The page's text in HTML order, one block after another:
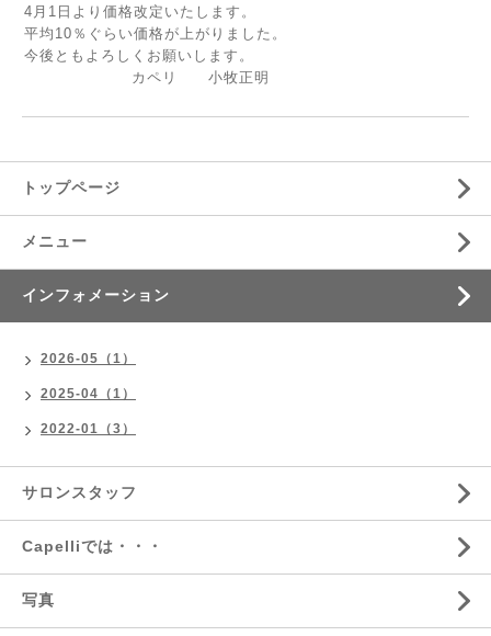
4月1日より価格改定いたします。
平均10％ぐらい価格が上がりました。
今後ともよろしくお願いします。
カペリ 小牧正明
トップページ
メニュー
インフォメーション
2026-05（1）
2025-04（1）
2022-01（3）
サロンスタッフ
Capelliでは・・・
写真